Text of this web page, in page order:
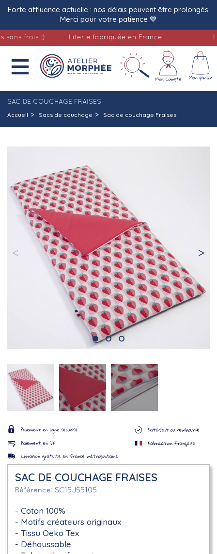
Forte affluence actuelle : nos délais peuvent être prolongés.
Merci pour votre patience 💙
frais :) Literie fabriquée en France

SAC DE COUCHAGE FRAISES
Accueil Sacs de couchage Sac de couchage Fraises
SAC DE COUCHAGE FRAISES
Référence SC15J55105
Coton 100%
Motifs créateurs originaux
Tissu Oeko Tex
Déhoussable